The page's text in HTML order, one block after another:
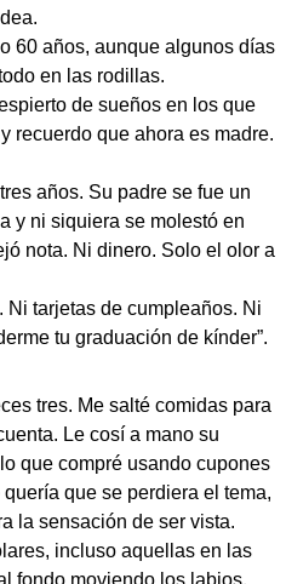
60 años, aunque algunos días
en las rodillas.
de sueños en los que
recuerdo que ahora es madre.
años. Su padre se fue un
y ni siquiera se molestó en
nota. Ni dinero. Solo el olor a
tarjetas de cumpleaños. Ni
tu graduación de kínder”.
tres. Me salté comidas para
Le cosí a mano su
que compré usando cupones
que se perdiera el tema,
la sensación de ser vista.
incluso aquellas en las
fondo moviendo los labios.